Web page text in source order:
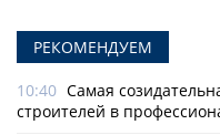
РЕКОМЕНДУЕМ
10:40 Самая
строителей в